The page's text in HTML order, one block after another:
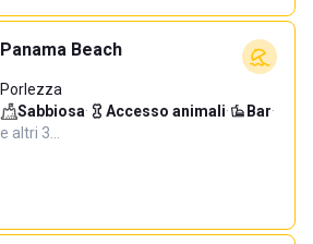
Panama Beach
Porlezza
Sabbiosa· Accesso animali· Bar·
e altri 3…